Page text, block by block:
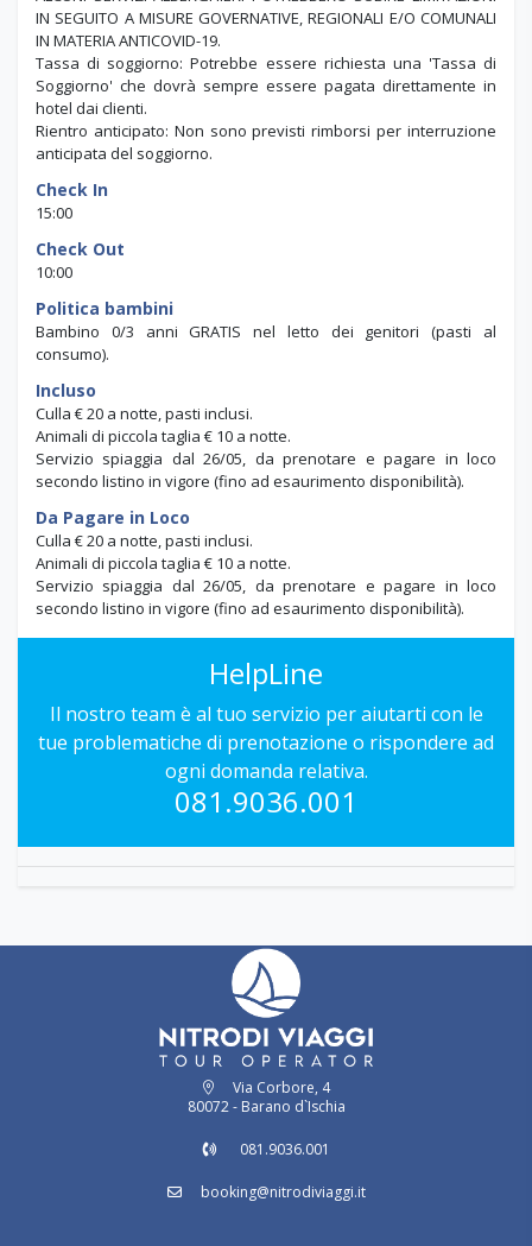
Note
ALCUNI SERVIZI ALBERGHIERI POTREBBERO SUBIRE LIMITAZIONI
IN SEGUITO A MISURE GOVERNATIVE, REGIONALI E/O COMUNALI
IN MATERIA ANTICOVID-19.
Tassa di soggiorno: Potrebbe essere richiesta una 'Tassa di
Soggiorno' che dovrà sempre essere pagata direttamente in
hotel dai clienti.
Rientro anticipato: Non sono previsti rimborsi per interruzione
anticipata del soggiorno.
Check In
15:00
Check Out
10:00
Politica bambini
Bambino 0/3 anni GRATIS nel letto dei genitori (pasti al
consumo).
Incluso
Culla € 20 a notte, pasti inclusi.
Animali di piccola taglia € 10 a notte.
Servizio spiaggia dal 26/05, da prenotare e pagare in loco
secondo listino in vigore (fino ad esaurimento disponibilità).
Da Pagare in Loco
Culla € 20 a notte, pasti inclusi.
Animali di piccola taglia € 10 a notte.
Servizio spiaggia dal 26/05, da prenotare e pagare in loco
secondo listino in vigore (fino ad esaurimento disponibilità).
HelpLine
Il nostro team è al tuo servizio per aiutarti con le
tue problematiche di prenotazione o rispondere ad
081.9036.001
80072 - Barano d`Ischia
081.9036.001